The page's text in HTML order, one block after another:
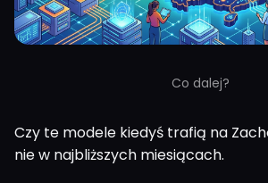
Co dalej?
Czy te modele kiedyś trafią na
nie w najbliższych miesiącach.